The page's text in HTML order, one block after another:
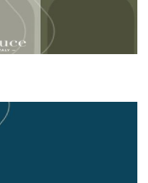
доставка по
3-5 рабочих
сроки зависят
срочная доставка
контроль